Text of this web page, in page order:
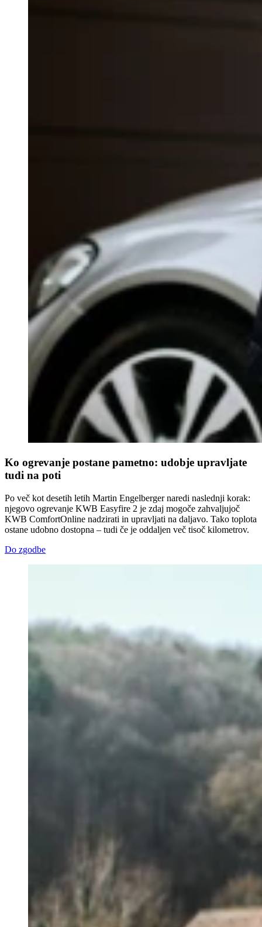
Ko ogrevanje postane pametno: udobje upravljate
tudi na poti
Po več kot desetih letih Martin Engelberger naredi naslednji korak:
njegovo ogrevanje KWB Easyfire 2 je zdaj mogoče zahvaljujoč
KWB ComfortOnline nadzirati in upravljati na daljavo. Tako toplota
ostane udobno dostopna – tudi če je oddaljen več tisoč kilometrov.
Do zgodbe